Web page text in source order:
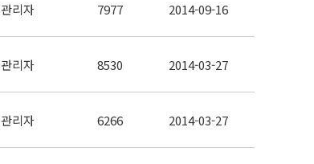
관리자 7977 2014-09-16
관리자 8530 2014-03-27
관리자 6266 2014-03-27